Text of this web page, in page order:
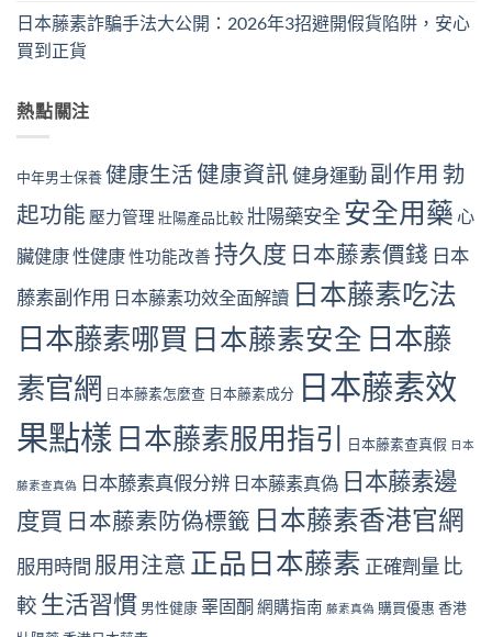
日本藤素詐騙手法大公開：2026年3招避開假貨陷阱，安心
買到正貨
熱點關注
中年男士保養健康生活健康資訊健身運動副作用 勃
起功能 壓力管理 壯陽產品比較壯陽藥安全安全用藥 心
臟健康性健康性功能改善 持久度 日本藤素價錢 日本
藤素副作用 日本藤素功效全面解讀 日本藤素吃法
日本藤素哪買 日本藤素安全 日本藤
素官網 日本藤素怎麼查 日本藤素成分 日本藤素效
果點樣 日本藤素服用指引 日本藤素查真假 日本
藤素查真偽 日本藤素真假分辨 日本藤素真偽 日本藤素邊
度買 日本藤素防偽標籤 日本藤素香港官網
服用時間 服用注意 正品日本藤素 正確劑量 比
較 生活習慣 男性健康睪固酮 網購指南 藤素真偽 購買優惠 香港